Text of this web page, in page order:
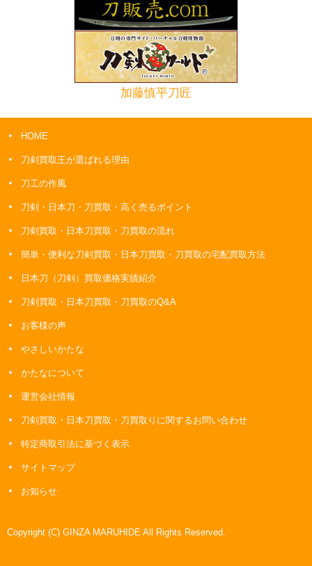
加藤慎平刀匠
HOME
刀剣買取王が選ばれる理由
刀工の作風
刀剣・日本刀・刀買取・高く売るポイント
刀剣買取・日本刀買取・刀買取の流れ
簡単・便利な刀剣買取・日本刀買取・刀買取の宅配買取方法
日本刀（刀剣）買取価格実績紹介
刀剣買取・日本刀買取・刀買取のQ&A
お客様の声
やさしいかたな
かたなについて
運営会社情報
刀剣買取・日本刀買取・刀買取りに関するお問い合わせ
特定商取引法に基づく表示
サイトマップ
お知らせ
Copyright (C) GINZA MARUHIDE All Rights Reserved.